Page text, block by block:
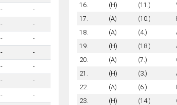
-
-
-
-
-
-
-
-
-
-
-
-
-
-
16.
(H) (11.)
17.
(A) (10.)
18.
(A) (4.)
19.
(H) (18.)
20.
(A) (7.)
21.
(H) (3.)
22.
(A) (6.)
23.
(H) (14.)